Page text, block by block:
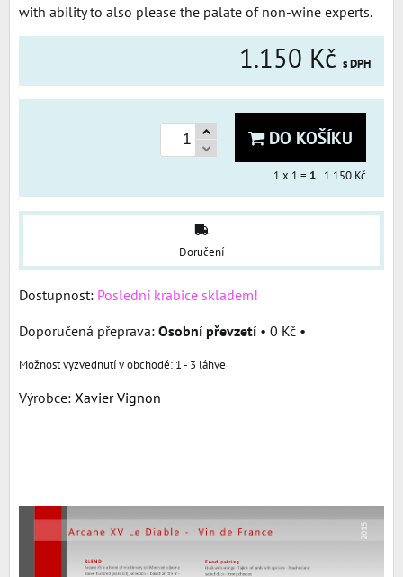
with ability to also please the palate of non-wine experts.
1.150 Kč s DPH
DO KOŠÍKU
1 x 1 = 1 1.150 Kč
Doručení
Dostupnost: Poslední krabice skladem!
Osobní převzetí • 0 Kč •
1 - 3 láhve
Výrobce: Xavier Vignon